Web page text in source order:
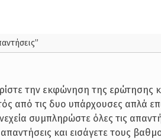
την εκφώνηση της ερώτησης
από τις δυο υπάρχουσες απλά
συμπληρώστε όλες τις
και εισάγετε τους